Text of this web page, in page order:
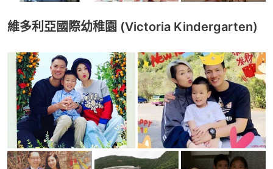
維多利亞國際幼稚園 (Victoria Kindergarten)